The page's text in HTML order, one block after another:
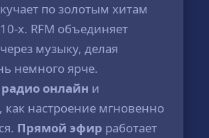
по золотым хитам
х. RFM объединяет
музыку, делая
немного ярче.
радио онлайн и
как настроение мгновенно
Прямой эфир работает